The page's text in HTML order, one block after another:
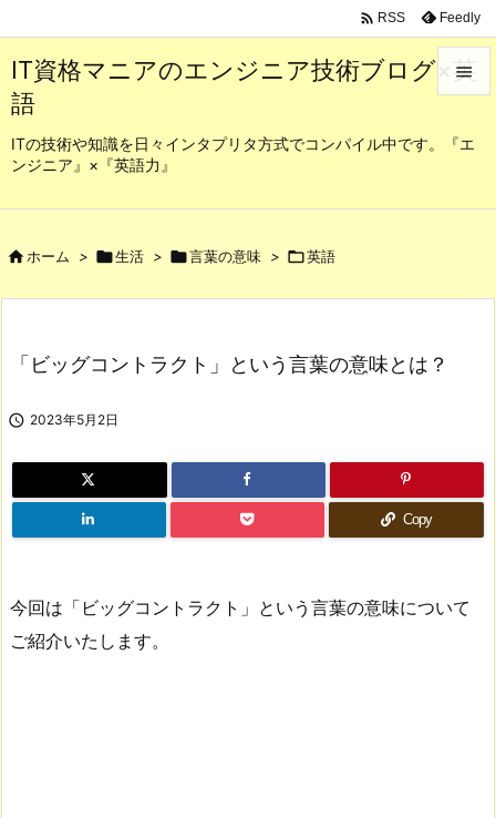
IT資格マニアのエンジニア技術ブログ×英
語
ITの技術や知識を日々インタプリタ方式でコンパイル中です。『エ
ンジニア』×『英語力』

メニュ
 RSS Feedly
ホーム > 生活 > 言葉の意味 > 英語
「ビッグコントラクト」という言葉の意味とは？
 2023年5月2日
Copy
今回は「ビッグコントラクト」という言葉の意味について
ご紹介いたします。